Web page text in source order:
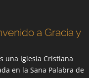
a Gracia y
una Iglesia Cristiana
en la Sana Palabra de